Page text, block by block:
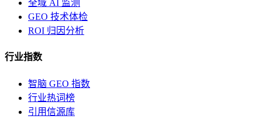
全域 AI 监测
GEO 技术体检
ROI 归因分析
行业指数
智脑 GEO 指数
行业热词榜
引用信源库